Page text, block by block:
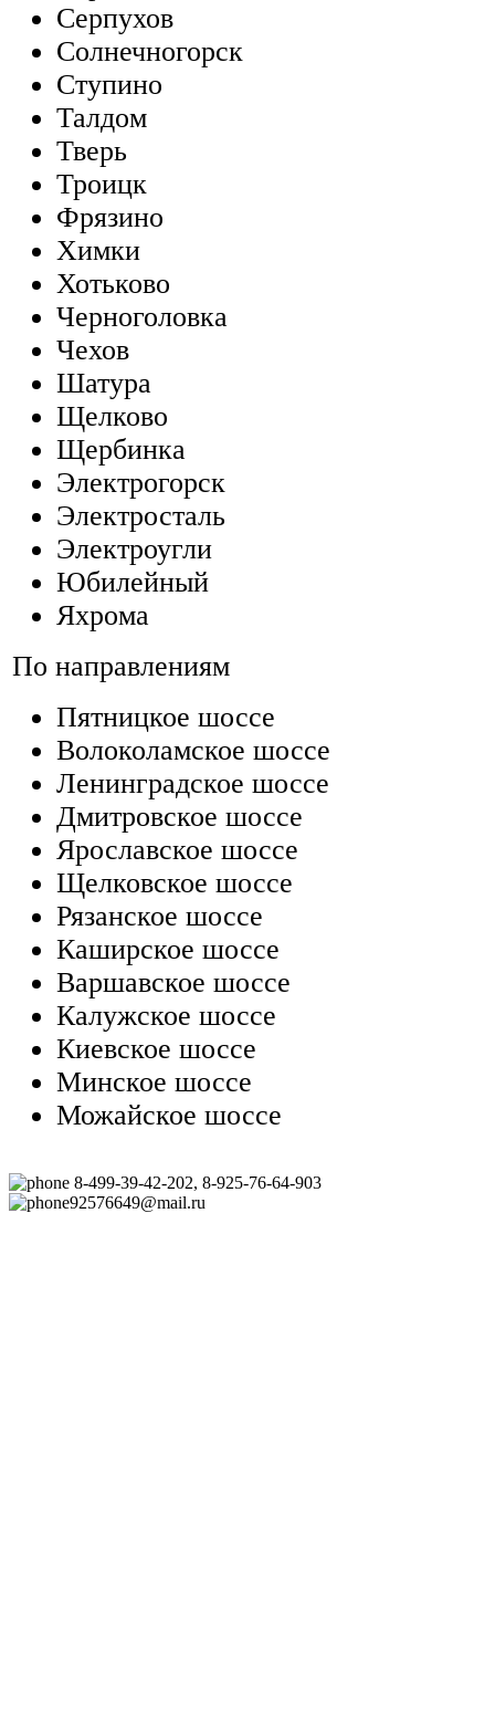
Серпухов
Солнечногорск
Ступино
Талдом
Тверь
Троицк
Фрязино
Химки
Хотьково
Черноголовка
Чехов
Шатура
Щелково
Щербинка
Электрогорск
Электросталь
Электроугли
Юбилейный
Яхрома
По направлениям
Пятницкое шоссе
Волоколамское шоссе
Ленинградское шоссе
Дмитровское шоссе
Ярославское шоссе
Щелковское шоссе
Рязанское шоссе
Каширское шоссе
Варшавское шоссе
Калужское шоссе
Киевское шоссе
Минское шоссе
Можайское шоссе
8-499-39-42-202, 8-925-76-64-903
92576649@mail.ru